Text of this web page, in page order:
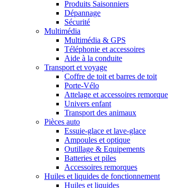
Produits Saisonniers
Dépannage
Sécurité
Multimédia
Multimédia & GPS
Téléphonie et accessoires
Aide à la conduite
Transport et voyage
Coffre de toit et barres de toit
Porte-Vélo
Attelage et accessoires remorque
Univers enfant
Transport des animaux
Pièces auto
Essuie-glace et lave-glace
Ampoules et optique
Outillage & Equipements
Batteries et piles
Accessoires remorques
Huiles et liquides de fonctionnement
Huiles et liquides